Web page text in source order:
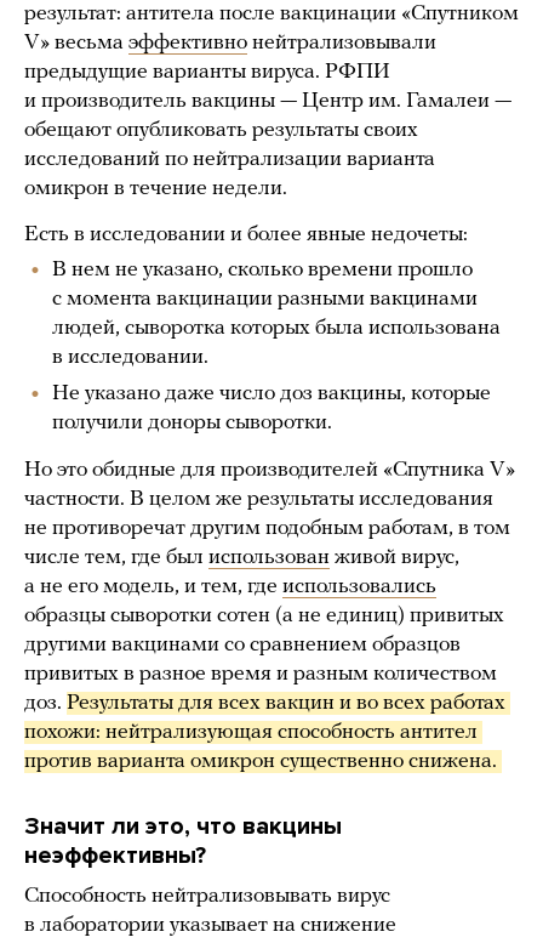
результат: антитела после вакцинации «Спутником
V» весьма эффективно нейтрализовывали
предыдущие варианты вируса. РФПИ
и производитель вакцины — Центр им. Гамалеи —
обещают опубликовать результаты своих
исследований по нейтрализации варианта
омикрон в течение недели.
Есть в исследовании и более явные недочеты:
В нем не указано, сколько времени прошло
с момента вакцинации разными вакцинами
людей, сыворотка которых была использована
в исследовании.
Не указано даже число доз вакцины, которые
получили доноры сыворотки.
Но это обидные для производителей «Спутника V»
частности. В целом же результаты исследования
не противоречат другим подобным работам, в том
числе тем, где был использован живой вирус,
а не его модель, и тем, где использовались
образцы сыворотки сотен (а не единиц) привитых
другими вакцинами со сравнением образцов
привитых в разное время и разным количеством
доз. Результаты для всех вакцин и во всех работах
похожи: нейтрализующая способность антител
против варианта омикрон существенно снижена.
Значит ли это, что вакцины
неэффективны?
Способность нейтрализовывать вирус
в лаборатории указывает на снижение